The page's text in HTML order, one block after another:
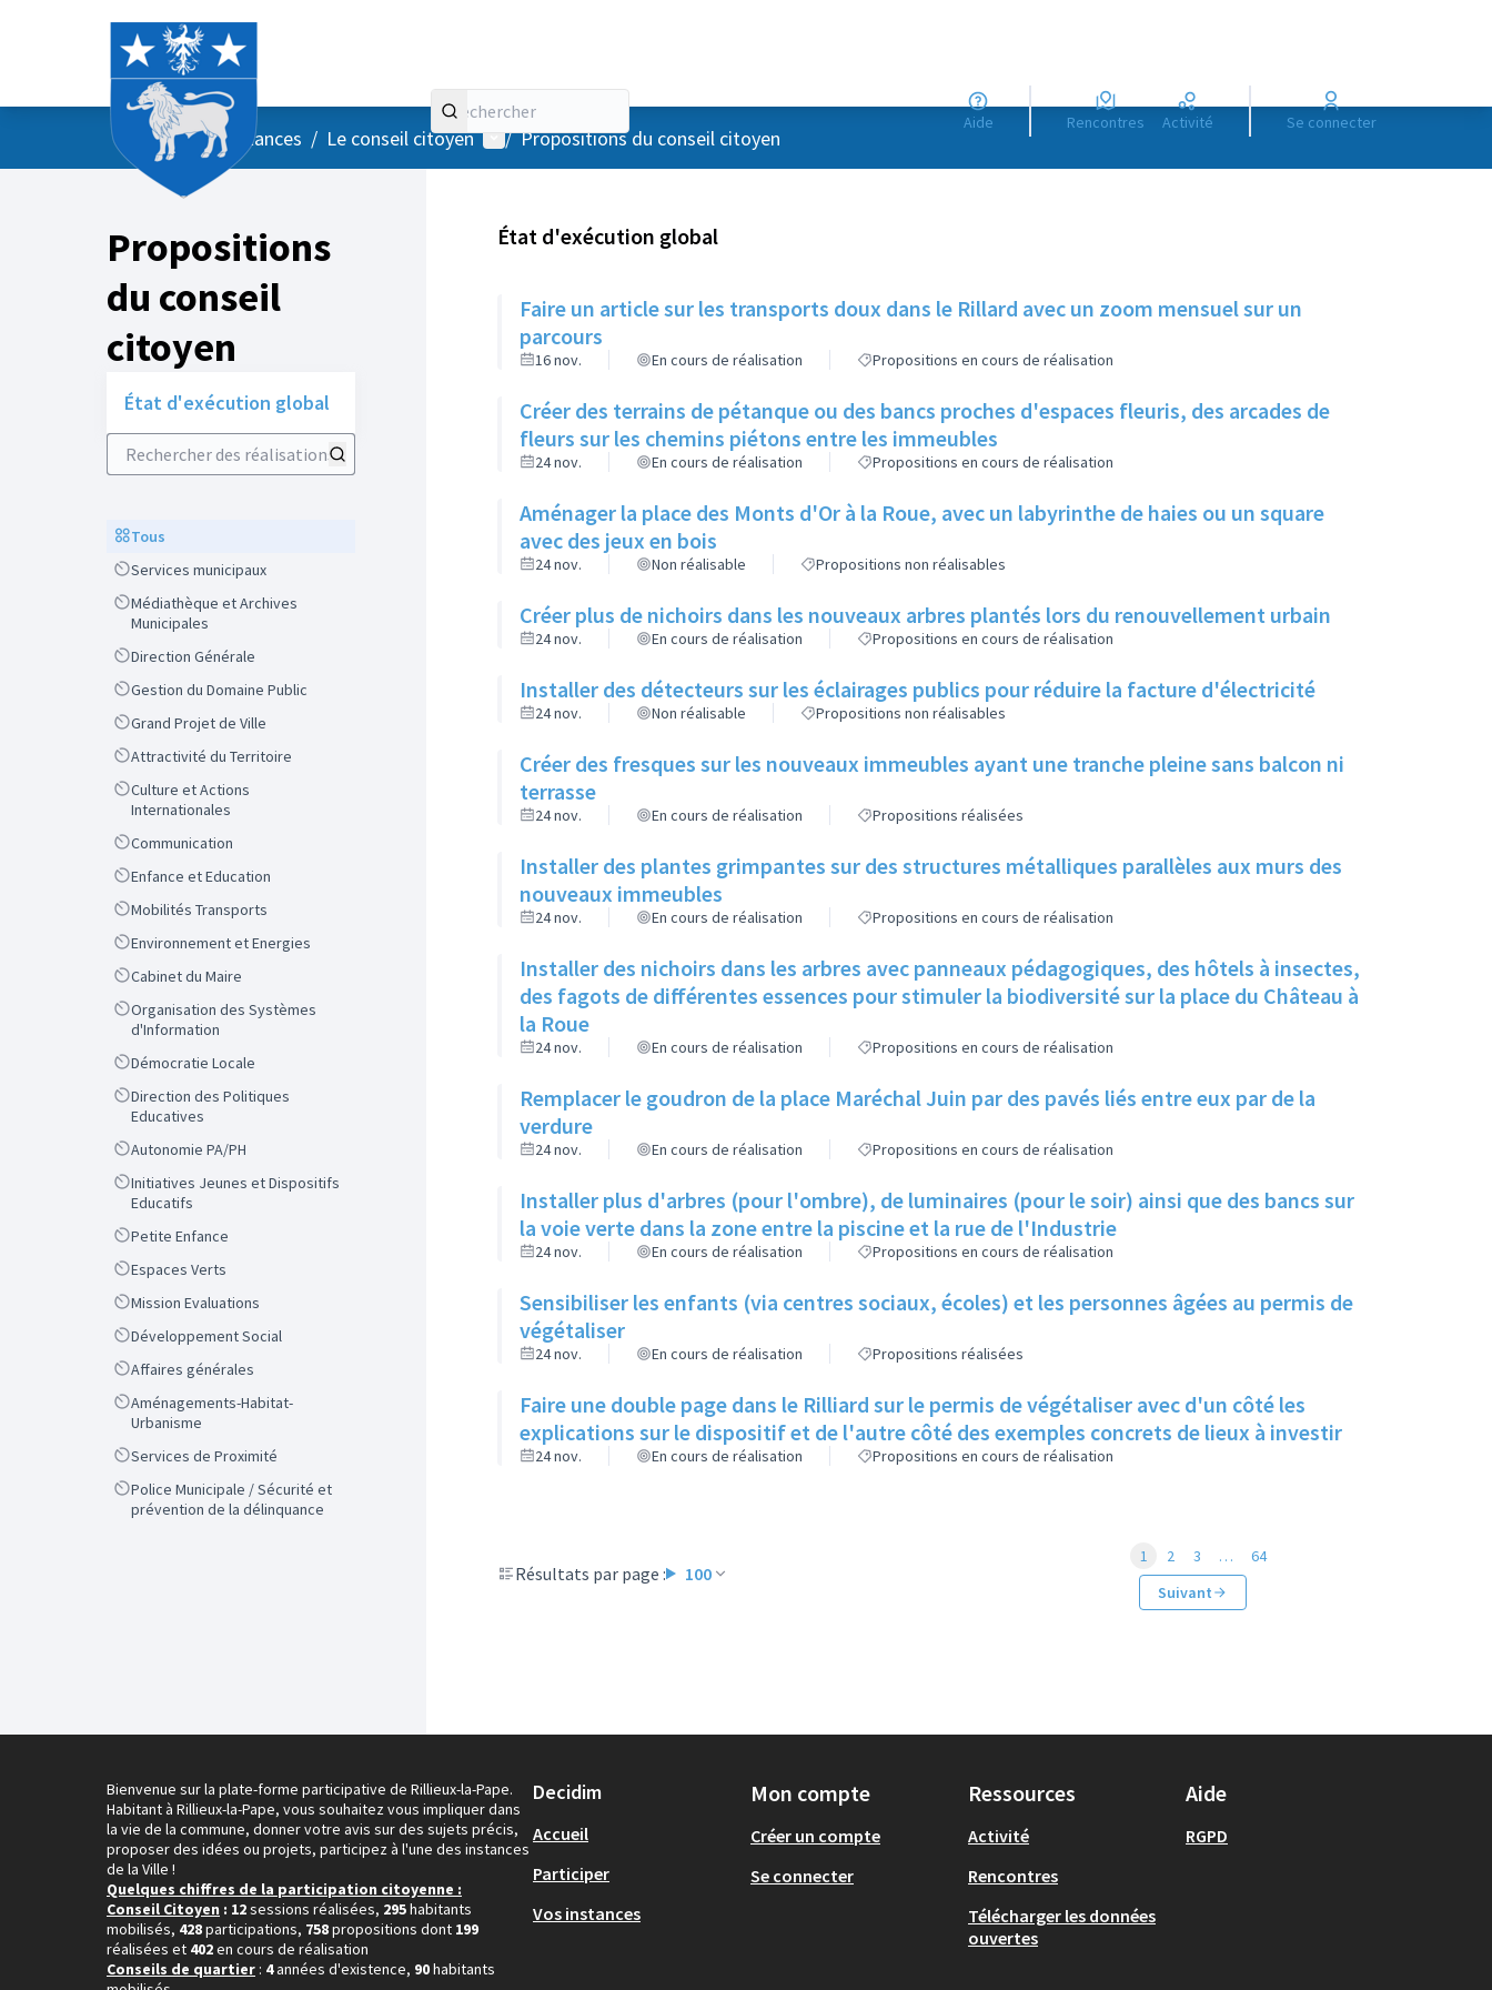
Aide Rencontres Activité Se connecter
AccueilMenu principal
/ Vos instances / Le conseil citoyen Menu utilisateur
/ Propositions du conseil citoyen
Propositions
du conseil
citoyen
État d'exécution global
Rechercher des réalisations
ScopeTous
ScopeServices municipaux
Scope
Médiathèque et Archives
Municipales
ScopeDirection Générale
ScopeGestion du Domaine Public
ScopeGrand Projet de Ville
ScopeAttractivité du Territoire
Scope
Culture et Actions
Internationales
ScopeCommunication
ScopeEnfance et Education
ScopeMobilités Transports
ScopeEnvironnement et Energies
ScopeCabinet du Maire
Scope
Organisation des Systèmes
d'Information
ScopeDémocratie Locale
Scope
Direction des Politiques
Educatives
ScopeAutonomie PA/PH
Scope
Initiatives Jeunes et Dispositifs
Educatifs
ScopePetite Enfance
ScopeEspaces Verts
ScopeMission Evaluations
ScopeDéveloppement Social
ScopeAffaires générales
Scope
Aménagements-Habitat-
Urbanisme
ScopeServices de Proximité
Scope
Police Municipale / Sécurité et
prévention de la délinquance
État d'exécution global
Faire un article sur les transports doux dans le Rillard avec un zoom mensuel sur un
parcours
16 nov. En cours de réalisation Propositions en cours de réalisation
Créer des terrains de pétanque ou des bancs proches d'espaces fleuris, des arcades de
fleurs sur les chemins piétons entre les immeubles
24 nov. En cours de réalisation Propositions en cours de réalisation
Aménager la place des Monts d'Or à la Roue, avec un labyrinthe de haies ou un square
avec des jeux en bois
24 nov. Non réalisable Propositions non réalisables
Créer plus de nichoirs dans les nouveaux arbres plantés lors du renouvellement urbain
24 nov. En cours de réalisation Propositions en cours de réalisation
Installer des détecteurs sur les éclairages publics pour réduire la facture d'électricité
24 nov. Non réalisable Propositions non réalisables
Créer des fresques sur les nouveaux immeubles ayant une tranche pleine sans balcon ni
terrasse
24 nov. En cours de réalisation Propositions réalisées
Installer des plantes grimpantes sur des structures métalliques parallèles aux murs des
nouveaux immeubles
24 nov. En cours de réalisation Propositions en cours de réalisation
Installer des nichoirs dans les arbres avec panneaux pédagogiques, des hôtels à insectes,
des fagots de différentes essences pour stimuler la biodiversité sur la place du Château à
la Roue
24 nov. En cours de réalisation Propositions en cours de réalisation
Remplacer le goudron de la place Maréchal Juin par des pavés liés entre eux par de la
verdure
24 nov. En cours de réalisation Propositions en cours de réalisation
Installer plus d'arbres (pour l'ombre), de luminaires (pour le soir) ainsi que des bancs sur
la voie verte dans la zone entre la piscine et la rue de l'Industrie
24 nov. En cours de réalisation Propositions en cours de réalisation
Sensibiliser les enfants (via centres sociaux, écoles) et les personnes âgées au permis de
végétaliser
24 nov. En cours de réalisation Propositions réalisées
Faire une double page dans le Rilliard sur le permis de végétaliser avec d'un côté les
explications sur le dispositif et de l'autre côté des exemples concrets de lieux à investir
24 nov. En cours de réalisation Propositions en cours de réalisation
Résultats par page : 100
1 2 3 …
64
Suivant
Bienvenue sur la plate-forme participative de Rillieux-la-Pape.
Habitant à Rillieux-la-Pape, vous souhaitez vous impliquer dans
la vie de la commune, donner votre avis sur des sujets précis,
proposer des idées ou projets, participez à l'une des instances
de la Ville !
Quelques chiffres de la participation citoyenne :
Conseil Citoyen : 12sessions réalisées, 295habitants
mobilisés, 428participations, 758propositions dont 199
réalisées et 402en cours de réalisation
Conseils de quartier : 4années d'existence, 90habitants
Decidim
Accueil
Participer
Vos instances
Mon compte
Créer un compte
Se connecter
Ressources
Activité
Rencontres
Télécharger les données
ouvertes
Aide
RGPD